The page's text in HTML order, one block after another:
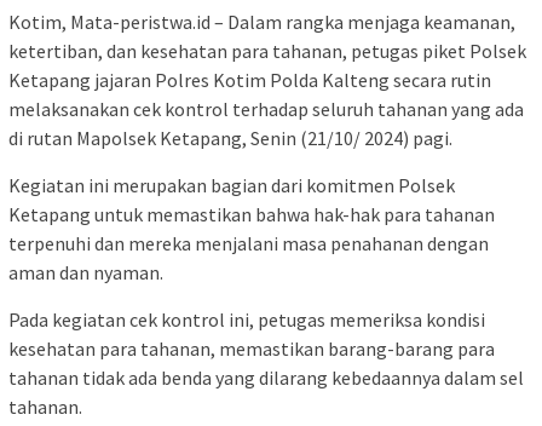
Kotim, Mata-peristwa.id – Dalam rangka menjaga keamanan,
ketertiban, dan kesehatan para tahanan, petugas piket Polsek
Ketapang jajaran Polres Kotim Polda Kalteng secara rutin
melaksanakan cek kontrol terhadap seluruh tahanan yang ada
di rutan Mapolsek Ketapang, Senin (21/10/ 2024) pagi.
Kegiatan ini merupakan bagian dari komitmen Polsek
Ketapang untuk memastikan bahwa hak-hak para tahanan
terpenuhi dan mereka menjalani masa penahanan dengan
aman dan nyaman.
Pada kegiatan cek kontrol ini, petugas memeriksa kondisi
kesehatan para tahanan, memastikan barang-barang para
tahanan tidak ada benda yang dilarang kebedaannya dalam sel
tahanan.